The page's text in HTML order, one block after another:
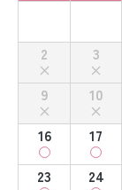
2
3
9
10
16
17
23
24